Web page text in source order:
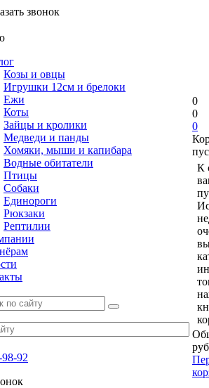
звонок
Козы и овцы
Игрушки 12см и брелоки
Ежи
Коты
Зайцы и кролики
Медведи и панды
Хомяки, мыши и капибара
Водные обитатели
Птицы
Собаки
Единороги
Рюкзаки
Рептилии
92
0
0
0
К